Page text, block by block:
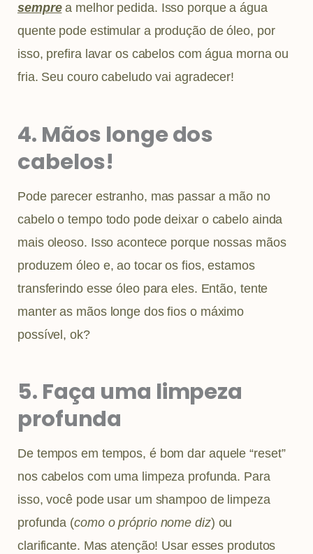
semprea melhor pedida. Isso porque a água
quente pode estimular a produção de óleo, por
isso, prefira lavar os cabelos com água morna ou
fria. Seu couro cabeludo vai agradecer!
4. Mãos longe dos
cabelos!
Pode parecer estranho, mas passar a mão no
cabelo o tempo todo pode deixar o cabelo ainda
mais oleoso. Isso acontece porque nossas mãos
produzem óleo e, ao tocar os fios, estamos
transferindo esse óleo para eles. Então, tente
manter as mãos longe dos fios o máximo
possível, ok?
5. Faça uma limpeza
profunda
De tempos em tempos, é bom dar aquele “reset”
nos cabelos com uma limpeza profunda. Para
isso, você pode usar um shampoo de limpeza
profunda (como o próprio nome diz) ou
clarificante. Mas atenção! Usar esses produtos